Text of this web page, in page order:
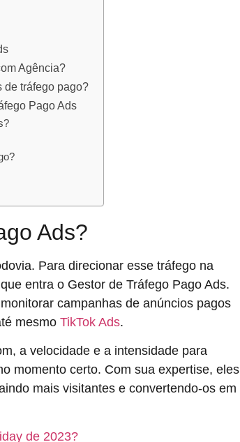
Agência?
de tráfego pago?
Pago Ads
Ads?
Para direcionar esse tráfego na
entra o Gestor de Tráfego Pago Ads.
campanhas de anúncios pagos
mesmo TikTok Ads.
a velocidade e a intensidade para
momento certo. Com sua expertise, eles
mais visitantes e convertendo-os em
de 2023?